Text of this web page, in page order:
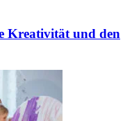
Kreativität und den